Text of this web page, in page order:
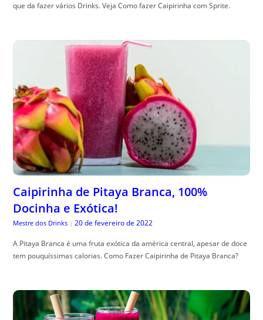
que da fazer vários Drinks. Veja Como fazer Caipirinha com Sprite.
Caipirinha de Pitaya Branca, 100%
Docinha e Exótica!
Mestre dos Drinks | 20 de fevereiro de 2022
A Pitaya Branca é uma fruta exótica da américa central, apesar de doce
tem pouquíssimas calorias. Como Fazer Caipirinha de Pitaya Branca?